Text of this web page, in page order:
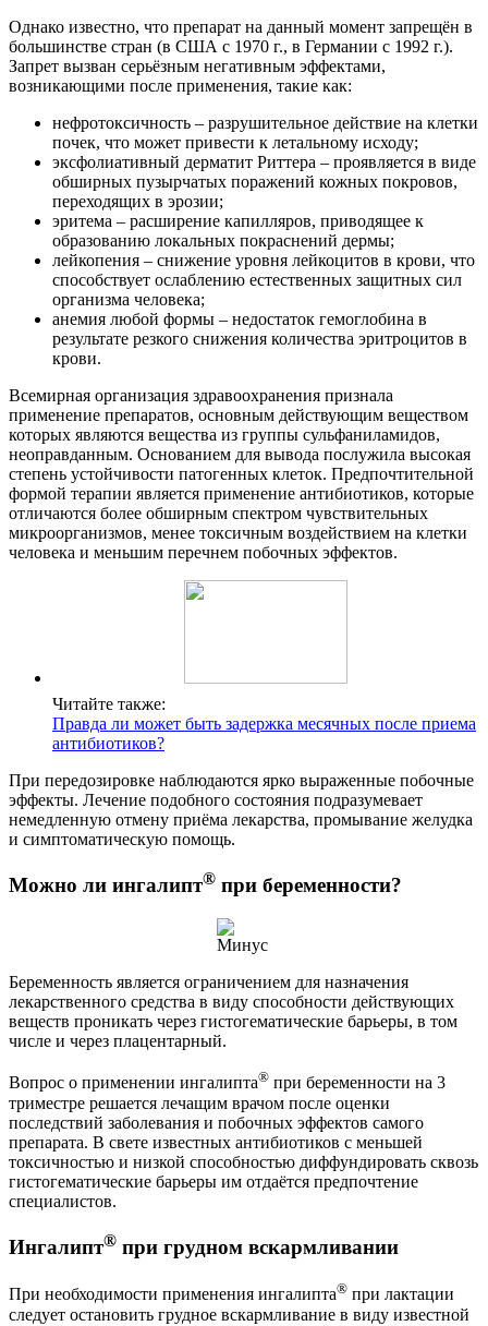
Однако известно, что препарат на данный момент запрещён в
большинстве стран (в США с 1970 г., в Германии с 1992 г.).
Запрет вызван серьёзным негативным эффектами,
возникающими после применения, такие как:
нефротоксичность – разрушительное действие на клетки
почек, что может привести к летальному исходу;
эксфолиативный дерматит Риттера – проявляется в виде
обширных пузырчатых поражений кожных покровов,
переходящих в эрозии;
эритема – расширение капилляров, приводящее к
образованию локальных покраснений дермы;
лейкопения – снижение уровня лейкоцитов в крови, что
способствует ослаблению естественных защитных сил
организма человека;
анемия любой формы – недостаток гемоглобина в
результате резкого снижения количества эритроцитов в
крови.
Всемирная организация здравоохранения признала
применение препаратов, основным действующим веществом
которых являются вещества из группы сульфаниламидов,
неоправданным. Основанием для вывода послужила высокая
степень устойчивости патогенных клеток. Предпочтительной
формой терапии является применение антибиотиков, которые
отличаются более обширным спектром чувствительных
микроорганизмов, менее токсичным воздействием на клетки
человека и меньшим перечнем побочных эффектов.
Читайте также:
Правда ли может быть задержка месячных после приема
антибиотиков?
При передозировке наблюдаются ярко выраженные побочные
эффекты. Лечение подобного состояния подразумевает
немедленную отмену приёма лекарства, промывание желудка
и симптоматическую помощь.
Можно ли ингалипт® при беременности?
Беременность является ограничением для назначения
лекарственного средства в виду способности действующих
веществ проникать через гистогематические барьеры, в том
числе и через плацентарный.
Вопрос о применении ингалипта® при беременности на 3
триместре решается лечащим врачом после оценки
последствий заболевания и побочных эффектов самого
препарата. В свете известных антибиотиков с меньшей
токсичностью и низкой способностью диффундировать сквозь
гистогематические барьеры им отдаётся предпочтение
специалистов.
Ингалипт® при грудном вскармливании
При необходимости применения ингалипта® при лактации
следует остановить грудное вскармливание в виду известной